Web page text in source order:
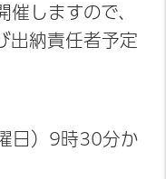
しますので、
出納責任者予定
日）9時30分か